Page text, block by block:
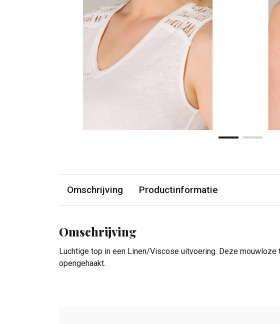
Omschrijving Productinformatie
Omschrijving
Luchtige top in een Linen/Viscose uitvoering. Deze
opengehaakt.